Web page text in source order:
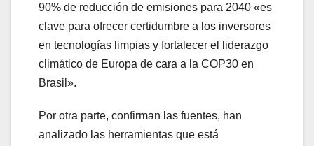
90% de reducción de emisiones para 2040 «es
clave para ofrecer certidumbre a los inversores
en tecnologías limpias y fortalecer el liderazgo
climático de Europa de cara a la COP30 en
Brasil».
Por otra parte, confirman las fuentes, han
analizado las herramientas que está